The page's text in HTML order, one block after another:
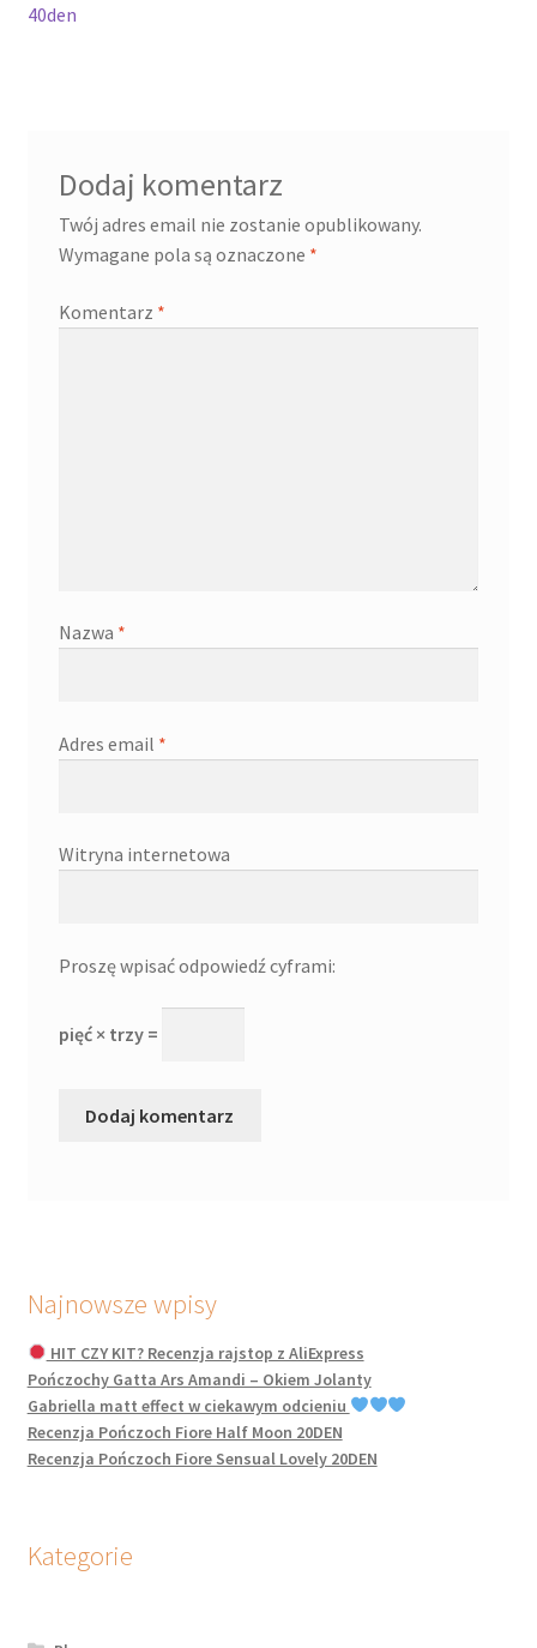
40den
Dodaj komentarz
Twój adres email nie zostanie opublikowany.
Wymagane pola są oznaczone *
Komentarz *
Nazwa *
Adres email *
Witryna internetowa
Proszę wpisać odpowiedź cyframi:
pięć × trzy =
Najnowsze wpisy
HIT CZY KIT? Recenzja rajstop z AliExpress
Pończochy Gatta Ars Amandi – Okiem Jolanty
Gabriella matt effect w ciekawym odcieniu
Recenzja Pończoch Fiore Half Moon 20DEN
Recenzja Pończoch Fiore Sensual Lovely 20DEN
Kategorie